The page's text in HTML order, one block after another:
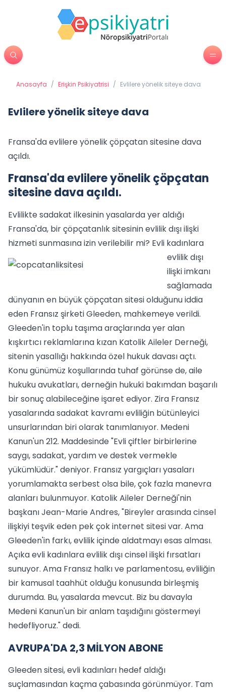
Anasayfa / Erişkin Psikiyatrisi / Evlilere yönelik siteye dava
Evlilere yönelik siteye dava
Fransa'da evlilere yönelik çöpçatan sitesine dava
açıldı.
Fransa'da evlilere yönelik çöpçatan
sitesine dava açıldı.
Evlilikte sadakat ilkesinin yasalarda yer aldığı
Fransa'da, bir çöpçatanlık sitesinin evlilik dışı ilişki
hizmeti sunmasına izin verilebilir mi? Evli kadınlara
evlilik dışı
ilişki imkanı
sağlamada
dünyanın en büyük çöpçatan sitesi olduğunu iddia
eden Fransız şirketi Gleeden, mahkemeye verildi.
Gleeden'in toplu taşıma araçlarında yer alan
kışkırtıcı reklamlarına kızan Katolik Aileler Derneği,
sitenin yasallığı hakkında özel hukuk davası açtı.
Konu günümüz koşullarında tuhaf görünse de, aile
hukuku avukatları, derneğin hukuki bakımdan başarılı
bir sonuç alabileceğine işaret ediyor. Zira Fransız
yasalarında sadakat kavramı evliliğin bütünleyici
unsurlarından biri olarak tanımlanıyor. Medeni
Kanun'un 212. Maddesinde "Evli çiftler birbirlerine
saygı, sadakat, yardım ve destek vermekle
yükümlüdür." deniyor. Fransız yargıçları yasaları
yorumlamakta serbest olsa bile, çok fazla manevra
alanları bulunmuyor. Katolik Aileler Derneği'nin
başkanı Jean-Marie Andres, "Bireyler arasında cinsel
ilişkiyi teşvik eden pek çok internet sitesi var. Ama
Gleeden'in farkı, evlilik içinde aldatmayı esas alması.
Açıka evli kadınlara evlilik dışı cinsel ilişki fırsatları
sunuyor. Ama Fransız halkı ve parlamentosu, evliliğin
bir kamusal taahhüt olduğu konusunda birleşmiş
durumda. Bu, yasalarda mevcut. Biz bu davayla
Medeni Kanun'un bir anlam taşıdığını göstermeyi
hedefliyoruz." dedi.
AVRUPA'DA 2,3 MİLYON ABONE
Gleeden sitesi, evli kadınları hedef aldığı
suçlamasından kaçma çabasında görünmüyor. Tam